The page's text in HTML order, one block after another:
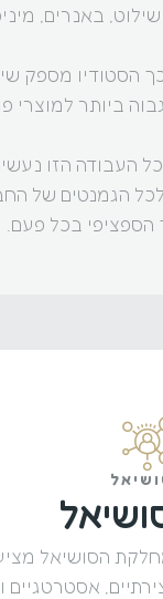
באנרים,
הסטודיו מספק
ביותר למוצרי
העבודה הזו
הגמנטים של
הספציפי בכל פעם.
הסושיאל
אסטרטגיים